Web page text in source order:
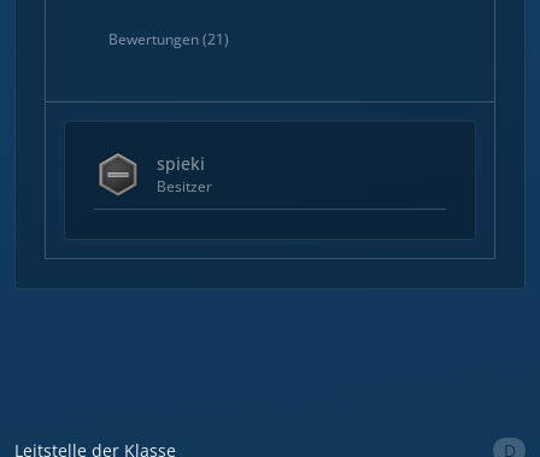
Bewertungen (21)
spieki
Besitzer
Leitstelle der Klasse D